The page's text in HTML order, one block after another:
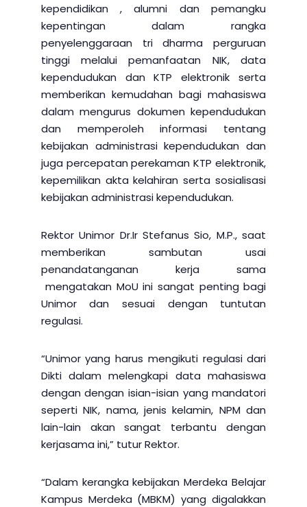
kependidikan , alumni dan pemangku
kepentingan dalam rangka
penyelenggaraan tri dharma perguruan
tinggi melalui pemanfaatan NIK, data
kependudukan dan KTP elektronik serta
memberikan kemudahan bagi mahasiswa
dalam mengurus dokumen kependudukan
dan memperoleh informasi tentang
kebijakan administrasi kependudukan dan
juga percepatan perekaman KTP elektronik,
kepemilikan akta kelahiran serta sosialisasi
kebijakan administrasi kependudukan.
Rektor Unimor Dr.Ir Stefanus Sio, M.P., saat
memberikan sambutan usai
penandatanganan kerja sama
mengatakan MoU ini sangat penting bagi
Unimor dan sesuai dengan tuntutan
regulasi.
“Unimor yang harus mengikuti regulasi dari
Dikti dalam melengkapi data mahasiswa
dengan dengan isian-isian yang mandatori
seperti NIK, nama, jenis kelamin, NPM dan
lain-lain akan sangat terbantu dengan
kerjasama ini,” tutur Rektor.
“Dalam kerangka kebijakan Merdeka Belajar
Kampus Merdeka (MBKM) yang digalakkan